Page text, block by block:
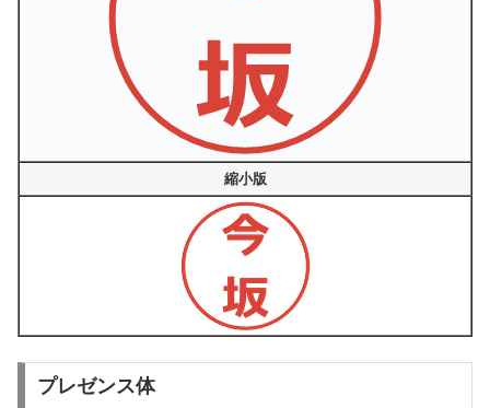
縮小版
プレゼンス体